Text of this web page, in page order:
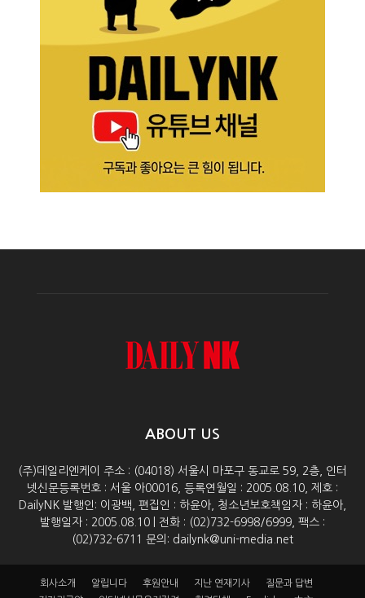
ABOUT US
(주)데일리엔케이 주소 : (04018) 서울시 마포구 동교로 59, 2층, 인터
넷신문등록번호 : 서울 아00016, 등록연월일 : 2005.08.10, 제호 :
DailyNK 발행인: 이광백, 편집인 : 하윤아, 청소년보호책임자 : 하윤아,
발행일자 : 2005.08.10 | 전화 : (02)732-6998/6999, 팩스 :
(02)732-6711 문의: dailynk@uni-media.net
회사소개 알립니다 후원안내 지난 연재기사
질문과 답변